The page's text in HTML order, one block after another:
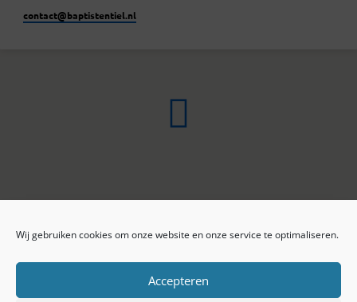
Wij gebruiken cookies om onze website en onze service te optimaliseren.
Accepteren
contact​@baptistentiel.nl
ONLINE ARCHIEF
Privacy beleid